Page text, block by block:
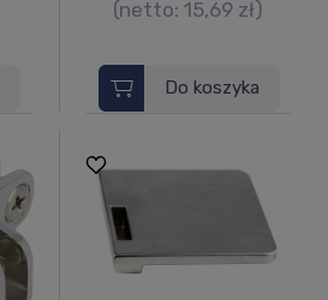
(netto: 15,69 zł)
Do koszyka